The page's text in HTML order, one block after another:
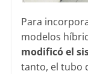
Para
modelos
modificó el
tanto, el tubo